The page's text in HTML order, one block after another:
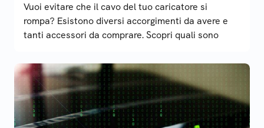
Vuoi evitare che il cavo del tuo caricatore si
rompa? Esistono diversi accorgimenti da avere e
tanti accessori da comprare. Scopri quali sono